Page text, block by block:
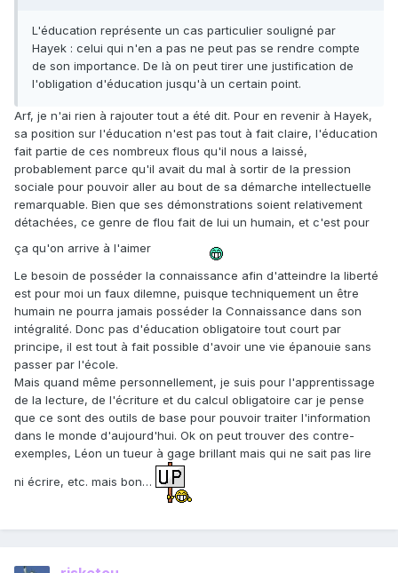
L'éducation représente un cas particulier souligné par
Hayek : celui qui n'en a pas ne peut pas se rendre compte
de son importance. De là on peut tirer une justification de
l'obligation d'éducation jusqu'à un certain point.
Arf, je n'ai rien à rajouter tout a été dit. Pour en revenir à Hayek,
sa position sur l'éducation n'est pas tout à fait claire, l'éducation
fait partie de ces nombreux flous qu'il nous a laissé,
probablement parce qu'il avait du mal à sortir de la pression
sociale pour pouvoir aller au bout de sa démarche intellectuelle
remarquable. Bien que ses démonstrations soient relativement
détachées, ce genre de flou fait de lui un humain, et c'est pour
ça qu'on arrive à l'aimer
Le besoin de posséder la connaissance afin d'atteindre la liberté
est pour moi un faux dilemne, puisque techniquement un être
humain ne pourra jamais posséder la Connaissance dans son
intégralité. Donc pas d'éducation obligatoire tout court par
principe, il est tout à fait possible d'avoir une vie épanouie sans
passer par l'école.
Mais quand même personnellement, je suis pour l'apprentissage
de la lecture, de l'écriture et du calcul obligatoire car je pense
que ce sont des outils de base pour pouvoir traiter l'information
dans le monde d'aujourd'hui. Ok on peut trouver des contre-
exemples, Léon un tueur à gage brillant mais qui ne sait pas lire
ni écrire, etc. mais bon…